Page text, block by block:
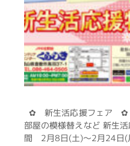
✿ 新生活応援フェア ✿
部屋の模様替えなど 新生
間 2月8日(土)～2月24